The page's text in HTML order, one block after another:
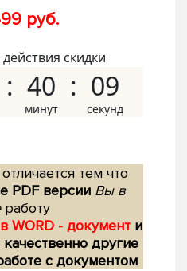
руб.
скидки
40 08
тем что
PDF версии Вы в
работу
WORD - документ и
другие
с документом